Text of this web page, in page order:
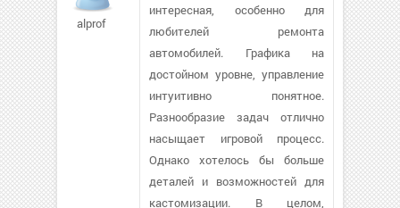
alprof
интересная, особенно для
любителей ремонта
автомобилей. Графика на
достойном уровне, управление
интуитивно понятное.
Разнообразие задач отлично
насыщает игровой процесс.
Однако хотелось бы больше
деталей и возможностей для
кастомизации. В целом,